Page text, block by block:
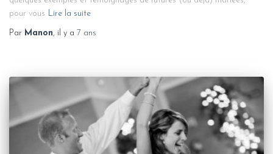
pour vous Lire la suite
Par Manon, il y a 7 ans